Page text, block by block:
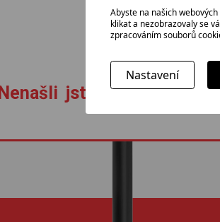
jste zboží, které
Abyste na našich
klikat a nezobrazovaly se
zpracováním souborů
Nastavení